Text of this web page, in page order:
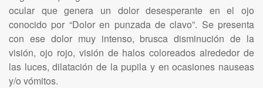
ocular que genera un dolor desesperante en el ojo
conocido por “Dolor en punzada de clavo”. Se presenta
con ese dolor muy intenso, brusca disminución de la
visión, ojo rojo, visión de halos coloreados alrededor de
las luces, dilatación de la pupila y en ocasiones nauseas
y/o vómitos.